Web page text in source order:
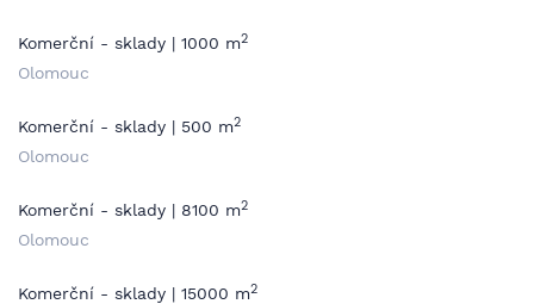
Komerční - sklady | 1000 m2
Olomouc
Komerční - sklady | 500 m2
Olomouc
Komerční - sklady | 8100 m2
Olomouc
Komerční - sklady | 15000 m2